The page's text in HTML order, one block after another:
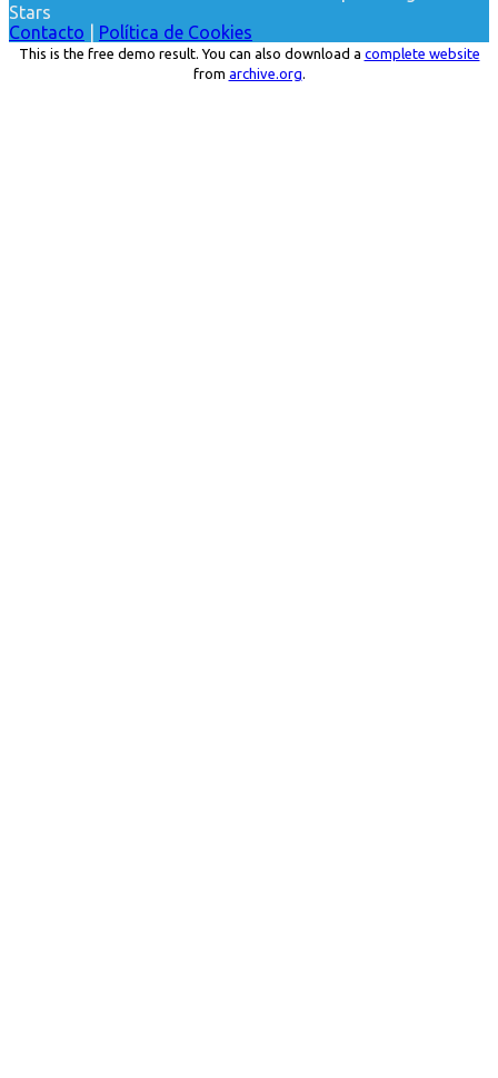
Stars
Contacto
Política de Cookies
This is the free demo result. You can also download a complete website
from archive.org.